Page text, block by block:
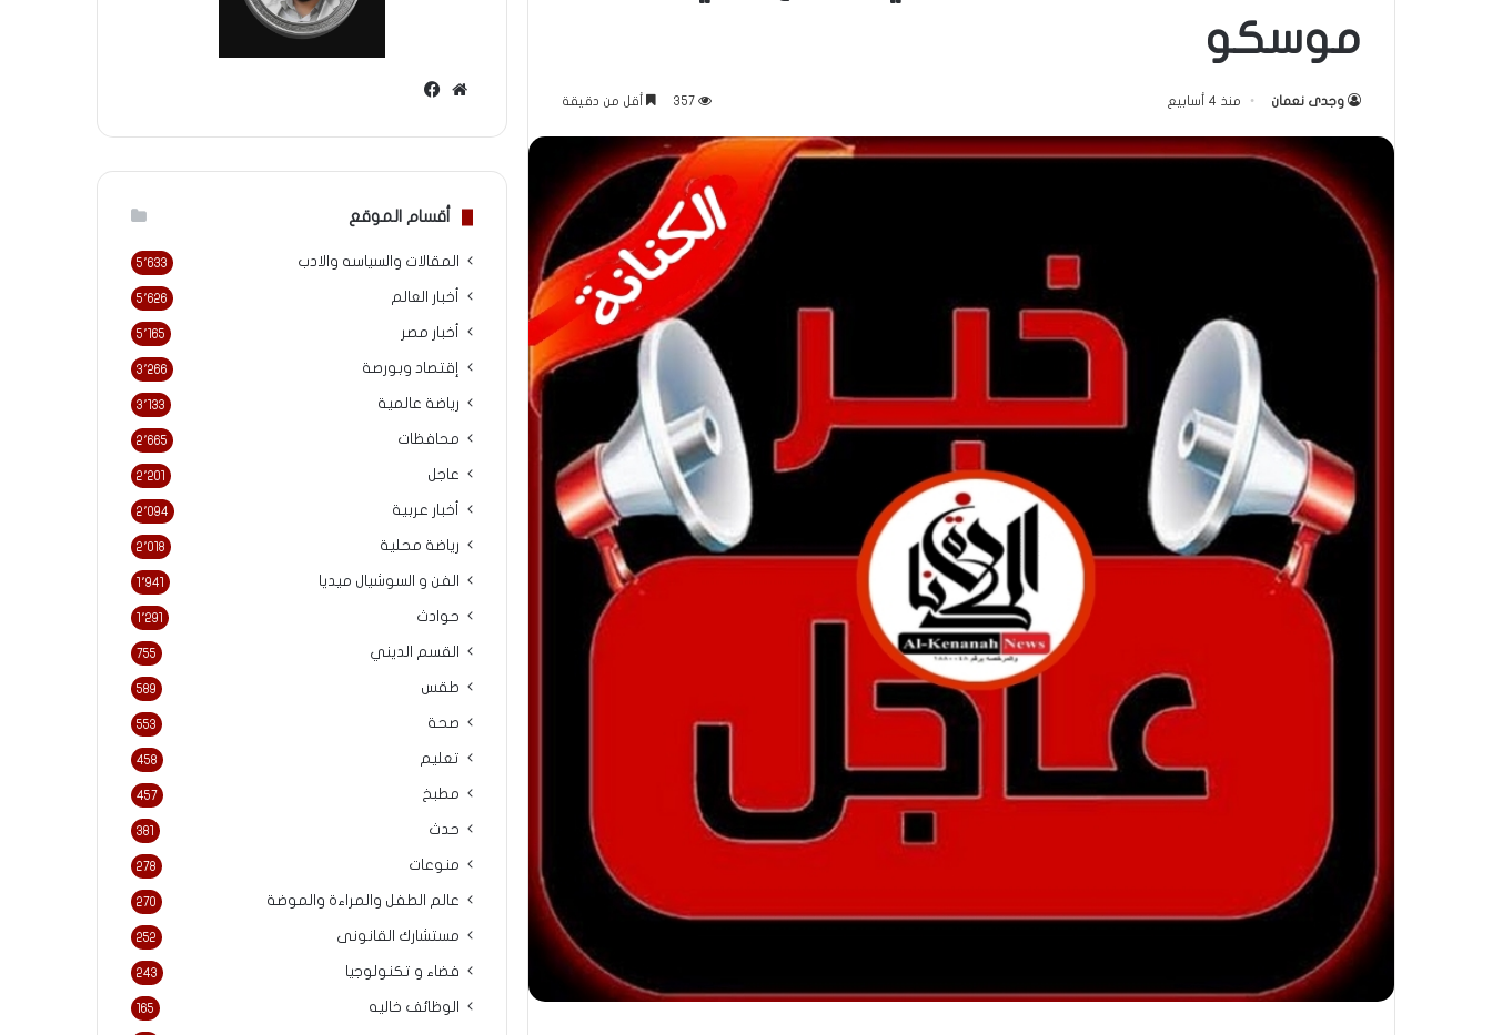
موسكو
وجدى نعمان منذ 4 أسابيع 357 أقل من دقيقة
موقع
أقسام الموقع
المقالات والسياسه والادب 5٬633
أخبار العالم 5٬626
أخبار مصر 5٬165
إقتصاد وبورصة 3٬266
رياضة عالمية 3٬133
محافظات 2٬665
عاجل 2٬201
أخبار عربية 2٬094
رياضة محلية 2٬018
الفن و السوشيال ميديا 1٬941
حوادث 1٬291
القسم الديني 755
طقس 589
صحة 553
تعليم 458
مطبخ 457
حدث 381
منوعات 278
عالم الطفل والمراءة والموضة 270
مستشارك القانونى 252
فضاء و تكنولوجيا 243
الوظائف خاليه 165